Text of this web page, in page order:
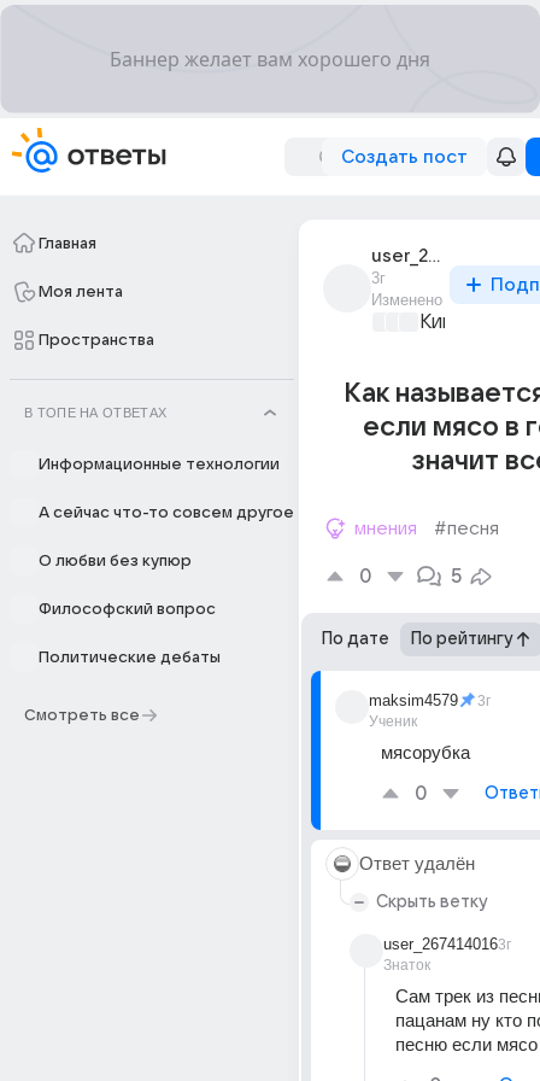
Создать пост
Главная
Моя лента
Пространства
В ТОПЕ НА ОТВЕТАХ
Информационные технологии
А сейчас что-то совсем другое
О любви без купюр
Философский вопрос
Политические дебаты
Смотреть все
user_267414016
3г
Изменено
Киномания
Как
если мясо в
значит
мнения #песня
0 5
По дате По рейтингу
maksim4579
Ученик
3г
мясорубка
0
Ответ удалён
Скрыть ветку
user_267414016
Знаток
3г
Сам трек из
пацанам ну кто
песню если мясо